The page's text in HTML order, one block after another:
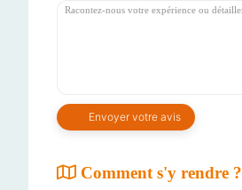
Comment s'y rendre ?